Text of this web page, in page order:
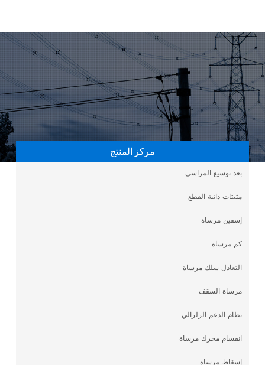
مركز المنتج
بعد توسيع المراسي
مثبتات ذاتية القطع
إسفين مرساة
كم مرساة
التعادل سلك مرساة
مرساة السقف
نظام الدعم الزلزالي
انقسام محرك مرساة
إسقاط مرساة